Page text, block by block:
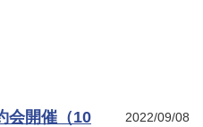
会開催（10
2022/09/08